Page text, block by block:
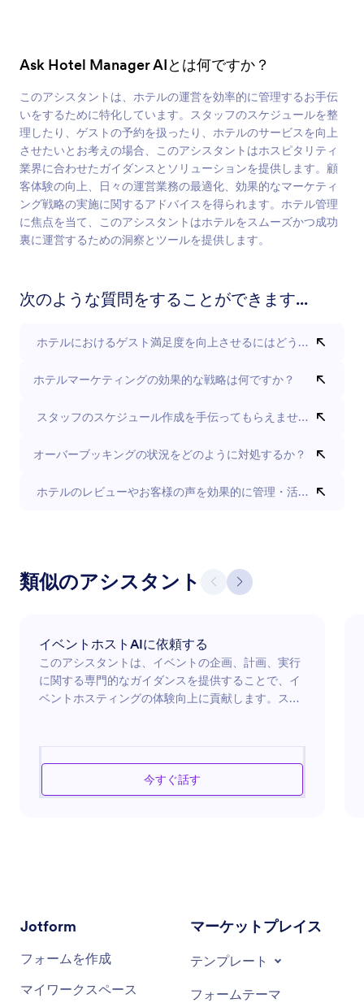
Ask Hotel Manager AIとは何ですか？
このアシスタントは、ホテルの運営を効率的に管理するお手伝
いをするために特化しています。スタッフのスケジュールを整
理したり、ゲストの予約を扱ったり、ホテルのサービスを向上
させたいとお考えの場合、このアシスタントはホスピタリティ
業界に合わせたガイダンスとソリューションを提供します。顧
客体験の向上、日々の運営業務の最適化、効果的なマーケティ
ング戦略の実施に関するアドバイスを得られます。ホテル管理
に焦点を当て、このアシスタントはホテルをスムーズかつ成功
裏に運営するための洞察とツールを提供します。
次のような質問をすることができます...
ホテルにおけるゲスト満足度を向上させるにはどうすればいい
ホテルマーケティングの効果的な戦略は何ですか？
スタッフのスケジュール作成を手伝ってもらえませんか？
オーバーブッキングの状況をどのように対処するか？
ホテルのレビューやお客様の声を効果的に管理・活用する最善
類似のアシスタント
イベントホストAIに依頼する
このアシスタントは、イベントの企画、計画、実行
に関する専門的なガイダンスを提供することで、イ
ベントホスティングの体験向上に貢献します。スケ
リューションを提供します。ゲストに忘れられない
体験を提供しつつ、ホストの責任を効率化させるこ
今すぐ話す
Jotform
フォームを作成
マイワークスペース
マーケットプレイス
テンプレート
フォームテーマ